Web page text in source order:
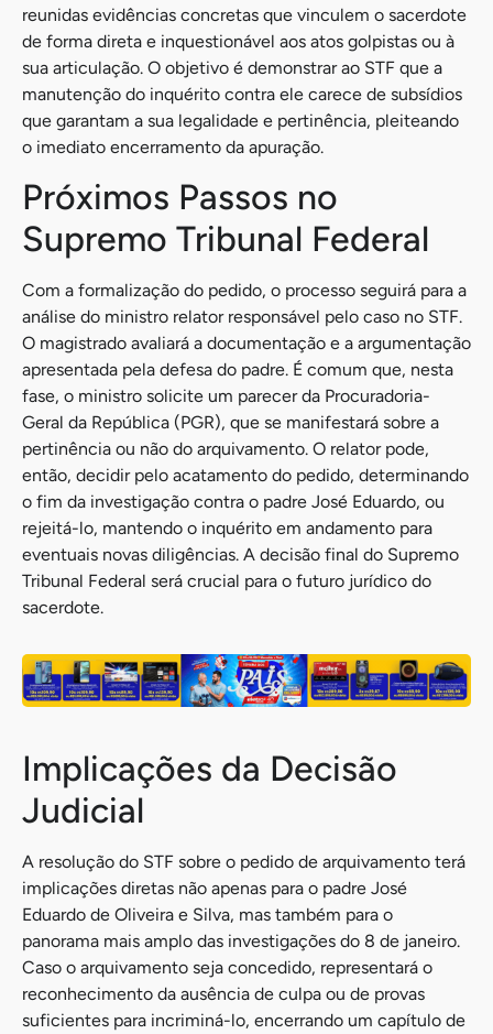
reunidas evidências concretas que vinculem o sacerdote
de forma direta e inquestionável aos atos golpistas ou à
sua articulação. O objetivo é demonstrar ao STF que a
manutenção do inquérito contra ele carece de subsídios
que garantam a sua legalidade e pertinência, pleiteando
o imediato encerramento da apuração.
Próximos Passos no
Supremo Tribunal Federal
Com a formalização do pedido, o processo seguirá para a
análise do ministro relator responsável pelo caso no STF.
O magistrado avaliará a documentação e a argumentação
apresentada pela defesa do padre. É comum que, nesta
fase, o ministro solicite um parecer da Procuradoria-
Geral da República (PGR), que se manifestará sobre a
pertinência ou não do arquivamento. O relator pode,
então, decidir pelo acatamento do pedido, determinando
o fim da investigação contra o padre José Eduardo, ou
rejeitá-lo, mantendo o inquérito em andamento para
eventuais novas diligências. A decisão final do Supremo
Tribunal Federal será crucial para o futuro jurídico do
sacerdote.
Implicações da Decisão
Judicial
A resolução do STF sobre o pedido de arquivamento terá
implicações diretas não apenas para o padre José
Eduardo de Oliveira e Silva, mas também para o
panorama mais amplo das investigações do 8 de janeiro.
Caso o arquivamento seja concedido, representará o
reconhecimento da ausência de culpa ou de provas
suficientes para incriminá-lo, encerrando um capítulo de